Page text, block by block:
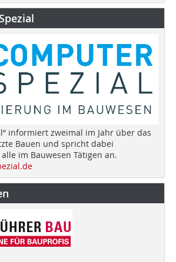
informiert zweimal im Jahr über das
Bauen und spricht dabei
im Bauwesen Tätigen an.